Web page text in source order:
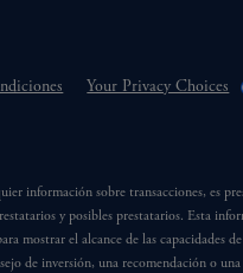
Your Privacy Choices
información sobre transacciones, es
y posibles prestatarios. Esta
mostrar el alcance de las capacidades
de inversión, una recomendación o